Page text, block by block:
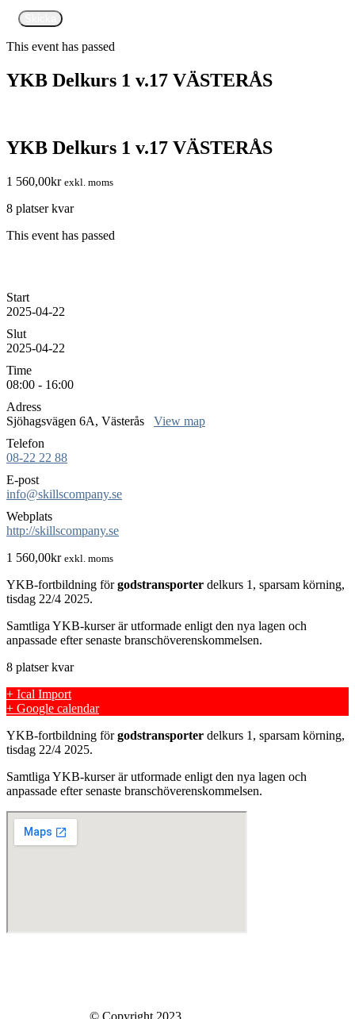
This event has passed
YKB Delkurs 1 v.17 VÄSTERÅS
YKB Delkurs 1 v.17 VÄSTERÅS
1 560,00kr exkl. moms
8 platser kvar
This event has passed
Start
2025-04-22
Slut
2025-04-22
Time
08:00 - 16:00
Adress
Sjöhagsvägen 6A, Västerås View map
Telefon
08-22 22 88
E-post
info@skillscompany.se
Webplats
http://skillscompany.se
1 560,00kr exkl. moms
YKB-fortbildning förgodstransporter delkurs 1, sparsam körning,
tisdag 22/4 2025.
Samtliga YKB-kurser är utformade enligt den nya lagen och
anpassade efter senaste branschöverenskommelsen.
8 platser kvar
+ Ical Import
+ Google calendar
YKB-fortbildning förgodstransporter delkurs 1, sparsam körning,
tisdag 22/4 2025.
Samtliga YKB-kurser är utformade enligt den nya lagen och
anpassade efter senaste branschöverenskommelsen.
© Copyright 2023